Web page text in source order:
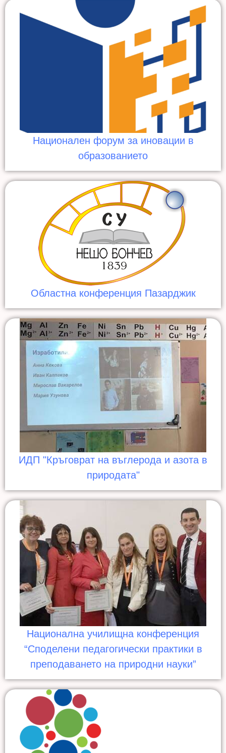
Национален форум за иновации в
образованието
Областна конференция Пазарджик
ИДП "Кръговрат на въглерода и азота в
природата"
Национална училищна конференция
“Споделени педагогически практики в
преподаването на природни науки”